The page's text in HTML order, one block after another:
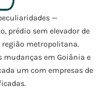
—
prédio sem elevador de
metropolitana.
mudanças em Goiânia e
um com empresas de